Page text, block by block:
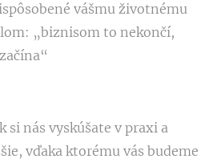
vášmu životnému
„biznisom to nekončí,
si nás vyskúšate v praxi a
vďaka ktorému vás budeme